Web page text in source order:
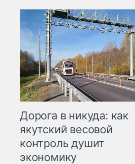
Дорога в никуда: как
якутский весовой
контроль душит
экономику